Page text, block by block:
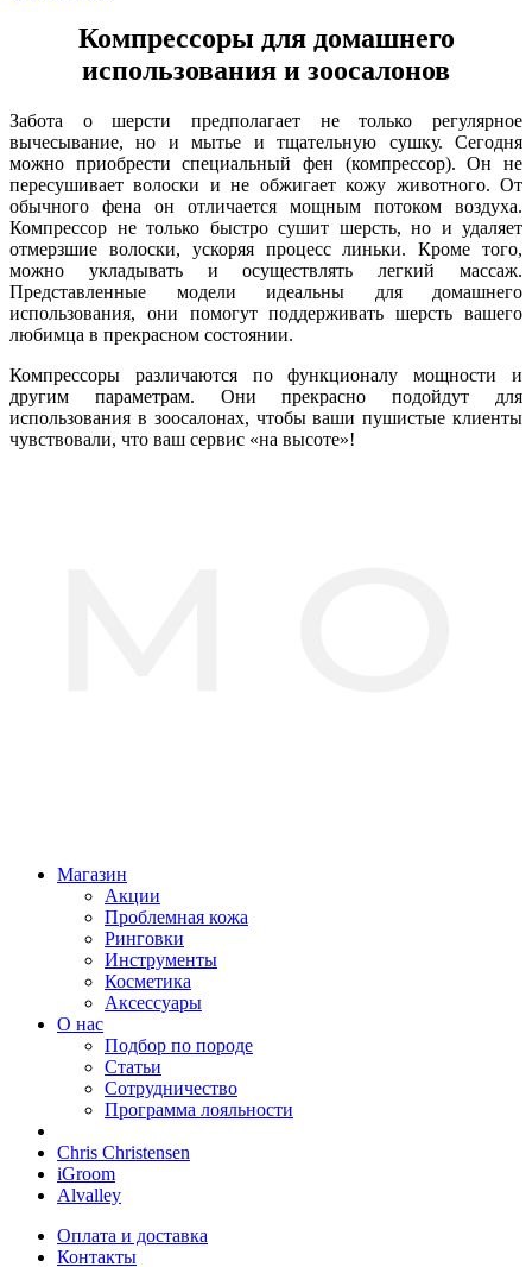
Компрессоры для домашнего
использования и зоосалонов
Забота о шерсти предполагает не только регулярное
вычесывание, но и мытье и тщательную сушку. Сегодня
можно приобрести специальный фен (компрессор). Он не
пересушивает волоски и не обжигает кожу животного. От
обычного фена он отличается мощным потоком воздуха.
Компрессор не только быстро сушит шерсть, но и удаляет
отмерзшие волоски, ускоряя процесс линьки. Кроме того,
можно укладывать и осуществлять легкий массаж.
Представленные модели идеальны для домашнего
использования, они помогут поддерживать шерсть вашего
любимца в прекрасном состоянии.
Компрессоры различаются по функционалу мощности и
другим параметрам. Они прекрасно подойдут для
использования в зоосалонах, чтобы ваши пушистые клиенты
чувствовали, что ваш сервис «на высоте»!
Магазин
Акции
Проблемная кожа
Ринговки
Инструменты
Косметика
Аксессуары
О нас
Подбор по породе
Статьи
Сотрудничество
Программа лояльности
Chris Christensen
iGroom
Alvalley
Оплата и доставка
Контакты